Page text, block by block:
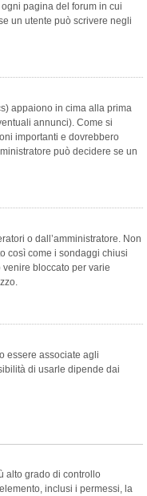
pagina del forum in cui
un utente può scrivere negli
appaiono in cima alla prima
annunci). Come si
importanti e dovrebbero
può decidere se un
o dall’amministratore. Non
così come i sondaggi chiusi
bloccato per varie
essere associate agli
di usarle dipende dai
alto grado di controllo
inclusi i permessi, la